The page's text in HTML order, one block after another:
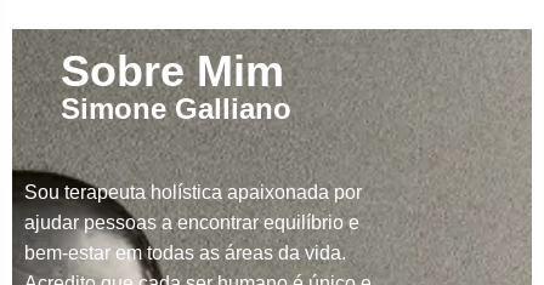
Sobre Mim
Simone Galliano
Sou terapeuta holística apaixonada por
ajudar pessoas a encontrar equilíbrio e
bem-estar em todas as áreas da vida.